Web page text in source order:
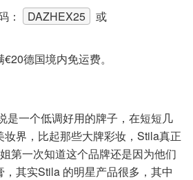
：
DAZHEX25
或
德国境内免运费。
是一个低调好用的牌子，在短短几
界，比起那些大牌彩妆，Stila真正
第一次知道这个品牌还是因为他们
其实Stila 的明星产品很多，其中